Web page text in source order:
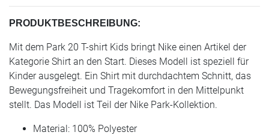
PRODUKTBESCHREIBUNG:
Mit dem Park 20 T-shirt Kids bringt Nike einen Artikel der
Kategorie Shirt an den Start. Dieses Modell ist speziell für
Kinder ausgelegt. Ein Shirt mit durchdachtem Schnitt, das
Bewegungsfreiheit und Tragekomfort in den Mittelpunkt
stellt. Das Modell ist Teil der Nike Park-Kollektion.
Material: 100% Polyester